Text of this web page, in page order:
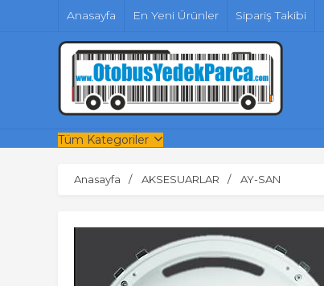
Anasayfa En Yeni Ürünler Sipariş Takibi
Tüm Kategoriler
Anasayfa AKSESUARLAR AY-SAN